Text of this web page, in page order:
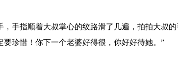
，手指顺着大叔掌心的纹路滑了几遍，拍拍大叔
要珍惜！你下一个老婆好得很，你好好待她。”